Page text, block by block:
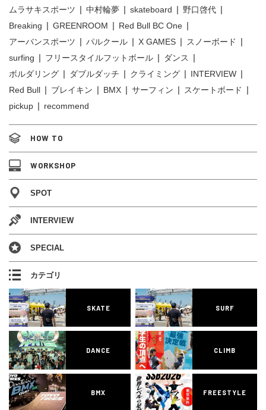
ムラサキスポーツ
中村輪夢 skateboard
野口啓代
Breaking
GREENROOM
Red Bull BC One
アーバンスポーツ
パルクール X GAMES
スノーボード
surfing
フリースタイルフットボール
ダンス
ボルダリング
ダブルダッチ クライミング
INTERVIEW
Red Bull
ブレイキン BMX サーフィン
スケートボード
pickup
recommend
HOW TO
WORKSHOP
SPOT
INTERVIEW
SPECIAL
カテゴリ
SKATE SURF
DANCE CLIMB
BMX FREESTYLE